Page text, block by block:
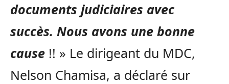
documents judiciaires avec
succès. Nous avons une bonne
cause !! » Le dirigeant du MDC,
Nelson Chamisa, a déclaré sur